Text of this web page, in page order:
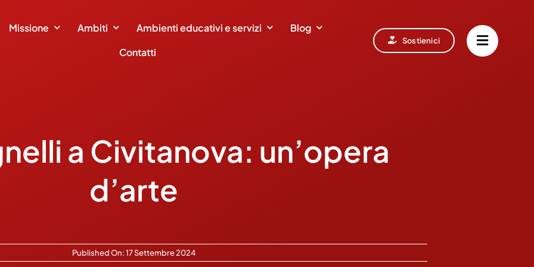
Missione Ambiti Ambienti educativi e servizi
Blog
Contatti
Sostienici
a Civitanova: un’opera
d’arte
Published On: 17 Settembre 2024